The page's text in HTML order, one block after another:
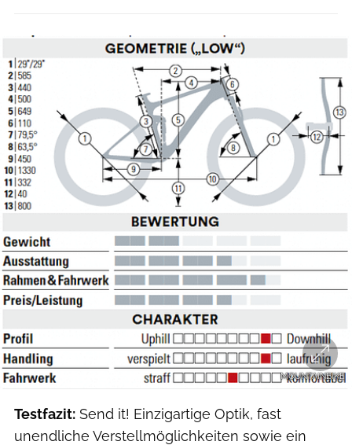
MOUNTAINBIKE
Testfazit: Send it! Einzigartige Optik, fast
unendliche Verstellmöglichkeiten sowie ein